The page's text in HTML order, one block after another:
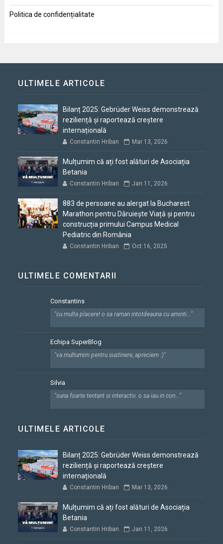
Politica de confidențialitate
ULTIMELE ARTICOLE
Bilanț 2025: Gebrüder Weiss demonstrează
reziliență și raportează creștere
internațională
Constantin Hriban Mar 13, 2026
Mulțumim că ați fost alături de Asociația
Betania
Constantin Hriban Jan 11, 2026
883 de persoane au alergat la Bucharest
Marathon pentru Dăruiește Viață și pentru
construcția primului Campus Medical
Pediatric din România
Constantin Hriban Oct 16, 2025
ULTIMELE COMENTARII
Constantins
"cu multa placere! o sa raman intotdeauna cu aminti..."
Echipa SuperBlog
"va multumim pentru sustinere, apreciem :)"
Silvia
"suna foarte tentant si interactiv. o sa iau in con..."
ULTIMELE ARTICOLE
Bilanț 2025: Gebrüder Weiss demonstrează
reziliență și raportează creștere
internațională
Constantin Hriban Mar 13, 2026
Mulțumim că ați fost alături de Asociația
Betania
Constantin Hriban Jan 11, 2026